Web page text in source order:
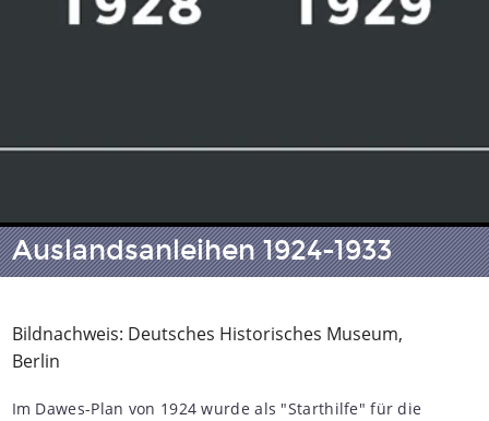
Auslandsanleihen 1924-1933
Bildnachweis: Deutsches Historisches Museum,
Berlin
Im Dawes-Plan von 1924 wurde als "Starthilfe" für die